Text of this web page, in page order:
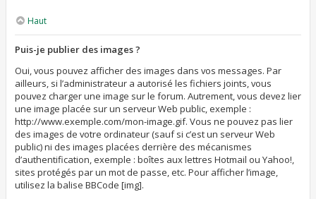
Haut
Puis-je publier des images ?
Oui, vous pouvez afficher des images dans vos messages. Par
ailleurs, si l’administrateur a autorisé les fichiers joints, vous
pouvez charger une image sur le forum. Autrement, vous devez lier
une image placée sur un serveur Web public, exemple :
http://www.exemple.com/mon-image.gif. Vous ne pouvez pas lier
des images de votre ordinateur (sauf si c’est un serveur Web
public) ni des images placées derrière des mécanismes
d’authentification, exemple : boîtes aux lettres Hotmail ou Yahoo!,
sites protégés par un mot de passe, etc. Pour afficher l’image,
utilisez la balise BBCode [img].